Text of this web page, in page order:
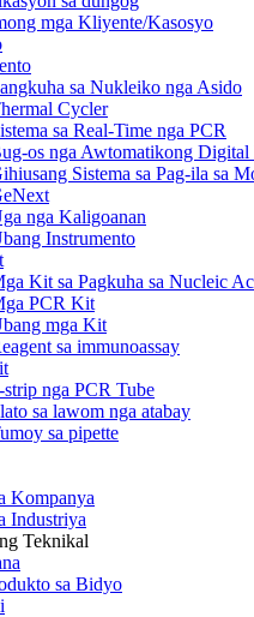
mga Kliyente/Kasosyo
sa Nukleiko nga Asido
Cycler
sa Real-Time nga PCR
os nga Awtomatikong Digital
Sistema sa Pag-ila sa
nga Kaligoanan
Instrumento
Kit sa Pagkuha sa Nucleic
PCR Kit
mga Kit
sa immunoassay
strip nga PCR Tube
sa lawom nga atabay
sa pipette
Kompanya
Industriya
Teknikal
sa Bidyo